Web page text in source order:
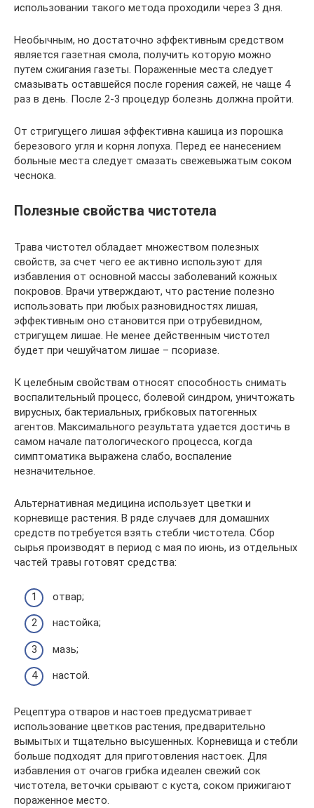
использовании такого метода проходили через 3 дня.
Необычным, но достаточно эффективным средством
является газетная смола, получить которую можно
путем сжигания газеты. Пораженные места следует
смазывать оставшейся после горения сажей, не чаще 4
раз в день. После 2-3 процедур болезнь должна пройти.
От стригущего лишая эффективна кашица из порошка
березового угля и корня лопуха. Перед ее нанесением
больные места следует смазать свежевыжатым соком
чеснока.
Полезные свойства чистотела
Трава чистотел обладает множеством полезных
свойств, за счет чего ее активно используют для
избавления от основной массы заболеваний кожных
покровов. Врачи утверждают, что растение полезно
использовать при любых разновидностях лишая,
эффективным оно становится при отрубевидном,
стригущем лишае. Не менее действенным чистотел
будет при чешуйчатом лишае – псориазе.
К целебным свойствам относят способность снимать
воспалительный процесс, болевой синдром, уничтожать
вирусных, бактериальных, грибковых патогенных
агентов. Максимального результата удается достичь в
самом начале патологического процесса, когда
симптоматика выражена слабо, воспаление
незначительное.
Альтернативная медицина использует цветки и
корневище растения. В ряде случаев для домашних
средств потребуется взять стебли чистотела. Сбор
сырья производят в период с мая по июнь, из отдельных
частей травы готовят средства:
отвар;
настойка;
мазь;
настой.
Рецептура отваров и настоев предусматривает
использование цветков растения, предварительно
вымытых и тщательно высушенных. Корневища и стебли
больше подходят для приготовления настоек. Для
избавления от очагов грибка идеален свежий сок
чистотела, веточки срывают с куста, соком прижигают
пораженное место.